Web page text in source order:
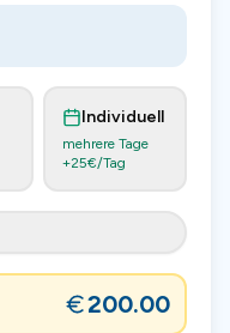
Individuell
mehrere Tage
+25€/Tag
200.00